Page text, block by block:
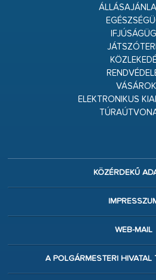
VÁSÁROK
ELEKTRONIKUS
KÖZÉRDEKŰ
WEB-MAIL
A POLGÁRMESTERI HIVATAL